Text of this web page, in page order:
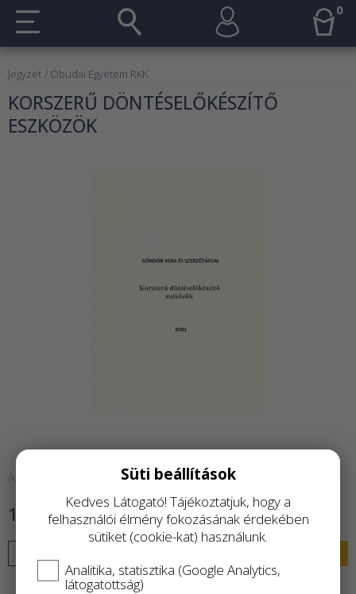
0
Jegyzet / Óbudai Egyetem RKK
KORSZERŰ DÖNTÉSELŐKÉSZÍTŐ
ESZKÖZÖK
Azonnal raktárról
1 300 Ft
Süti beállítások
Kedves Látogató! Tájékoztatjuk, hogy a
felhasználói élmény fokozásának érdekében
sütiket (cookie-kat) használunk.
Analitika, statisztika (Google Analytics,
látogatottság)